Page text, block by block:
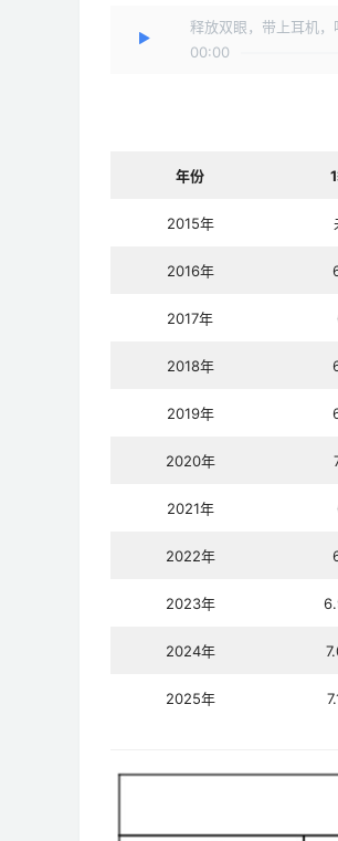
释放双眼，带上耳机，
00:00
年份
2015年
2016年
2017年
2018年
2019年
2020年
2021年
2022年
2023年
2024年
2025年